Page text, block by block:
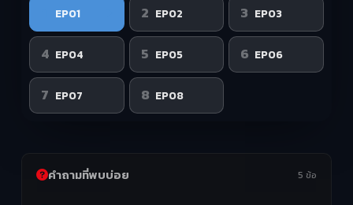
EP01 2 EP02 3 EP03
4 EP04 5 EP05 6 EP06
7 EP07 8 EP08
คำถามที่พบบ่อย 5 ข้อ